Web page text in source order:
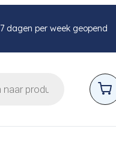
7 dagen per week geopend